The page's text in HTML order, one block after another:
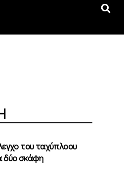
του ταχύπλοου
δύο σκάφη